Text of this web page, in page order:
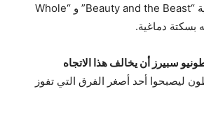
والمعروف بأغانيه الثنائية “Beauty and the Beast” و “Whole
سبيرز أن يخالف هذا الاتجاه
ليصبحوا أحد أصغر الفرق التي تفوز